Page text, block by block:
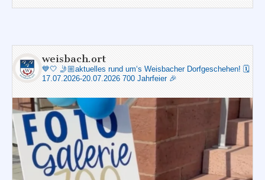
weisbach.ort
💙🤍 🤳🏼aktuelles rund um‘s Weisbacher Dorfgeschehen! 🗓️
17.07.2026-20.07.2026 700 Jahrfeier 🎉